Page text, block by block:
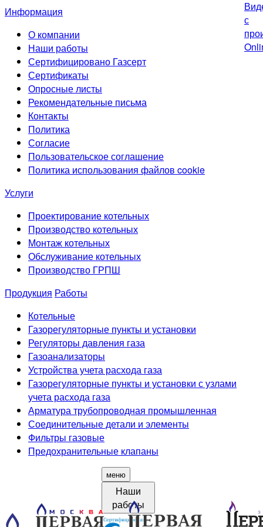
Информация
О компании
Наши работы
Сертифицировано Газсерт
Сертификаты
Опросные листы
Рекомендательные письма
Контакты
Политика
Согласие
Пользовательское соглашение
Политика использования файлов cookie
Услуги
Проектирование котельных
Производство котельных
Монтаж котельных
Обслуживание котельных
Производство ГРПШ
Продукция Работы
Котельные
Газорегуляторные пункты и установки
Регуляторы давления газа
Газоанализаторы
Устройства учета расхода газа
Газорегуляторные пункты и установки с узлами
учета расхода газа
Арматура трубопроводная промышленная
Соединительные детали и элементы
Фильтры газовые
Предохранительные клапаны
меню
Наши
работы